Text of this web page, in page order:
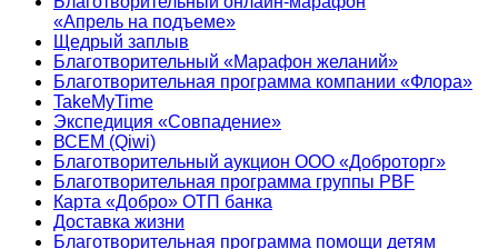
«Апрель на подъеме»
Щедрый заплыв
Благотворительный «Марафон желаний»
Благотворительная программа компании «Флора»
TakeMyTime
Экспедиция «Совпадение»
ВСЕМ (Qiwi)
Благотворительный аукцион ООО «Доброторг»
Благотворительная программа группы PBF
Карта «Добро» ОТП банка
Доставка жизни
Благотворительная программа помощи детям